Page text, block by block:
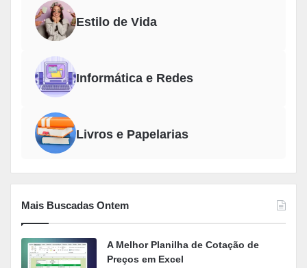
Estilo de Vida
Informática e Redes
Livros e Papelarias
Mais Buscadas Ontem
A Melhor Planilha de Cotação de
Preços em Excel